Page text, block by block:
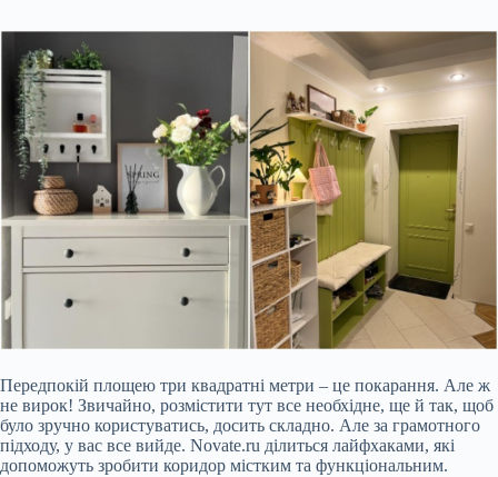
Передпокій площею три квадратні метри – це покарання. Але ж
не вирок! Звичайно, розмістити тут все необхідне, ще й так, щоб
було зручно користуватись, досить складно. Але за грамотного
підходу, у вас все вийде. Novate.ru ділиться лайфхаками, які
допоможуть зробити коридор містким та функціональним.